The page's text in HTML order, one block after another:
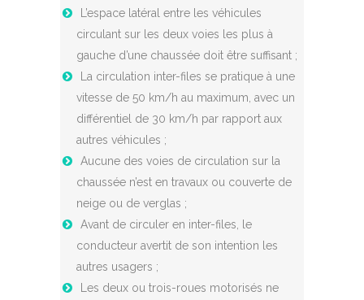
L’espace latéral entre les véhicules
circulant sur les deux voies les plus à
gauche d’une chaussée doit être suffisant ;
La circulation inter-files se pratique à une
vitesse de 50 km/h au maximum, avec un
différentiel de 30 km/h par rapport aux
autres véhicules ;
Aucune des voies de circulation sur la
chaussée n’est en travaux ou couverte de
neige ou de verglas ;
Avant de circuler en inter-files, le
conducteur avertit de son intention les
autres usagers ;
Les deux ou trois-roues motorisés ne